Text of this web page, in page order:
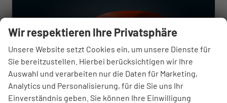
Wir respektieren Ihre Privatsphäre
Unsere Website setzt Cookies ein, um unsere Dienste für
Sie bereitzustellen. Hierbei berücksichtigen wir Ihre
Auswahl und verarbeiten nur die Daten für Marketing,
Analytics und Personalisierung, für die Sie uns Ihr
Einverständnis geben. Sie können Ihre Einwilligung